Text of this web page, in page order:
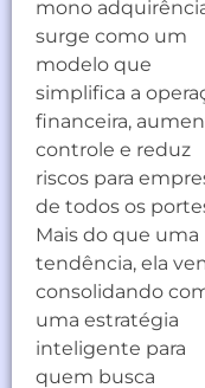
mono
surge como um
modelo que
simplifica a
financeira,
controle e reduz
riscos para
de todos os
Mais do que uma
tendência, ela
consolidando
uma estratégia
inteligente para
quem busca